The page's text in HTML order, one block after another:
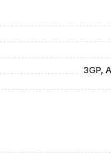
3GP,